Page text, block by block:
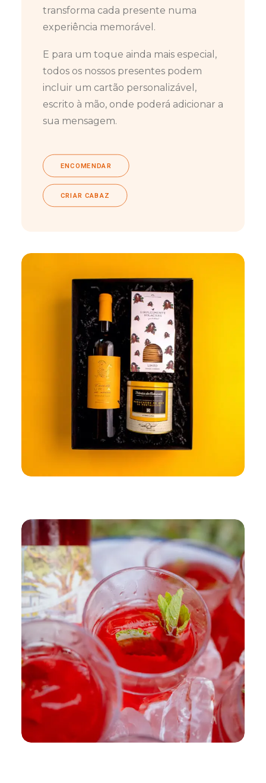
transforma cada presente numa
experiência memorável.
E para um toque ainda mais especial,
todos os nossos presentes podem
incluir um cartão personalizável,
escrito à mão, onde poderá adicionar a
sua mensagem.
ENCOMENDAR
CRIAR CABAZ